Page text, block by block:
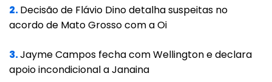
Saúde e Segurança Pública flagraram os três
sem máscara. O valor da autuação é de R$
A peça ainda destaca o discurso
2.Decisão de Flávio Dino detalha suspeitas no
acordo de Mato Grosso com a Oi
3.Jayme Campos fecha com Wellington e declara
apoio incondicional a Janaina